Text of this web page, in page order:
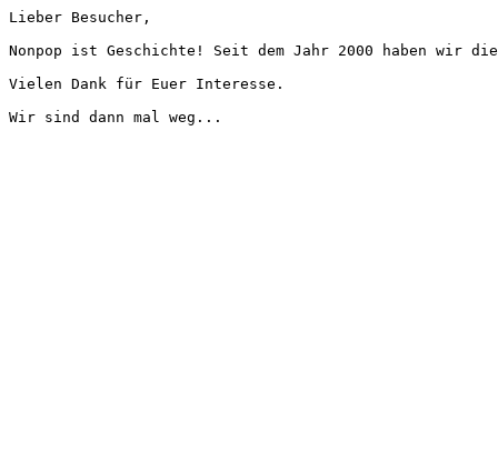
Lieber Besucher,
Nonpop ist Geschichte! Seit dem Jahr 2000 haben wir
Vielen Dank für Euer Interesse.
Wir sind dann mal weg...